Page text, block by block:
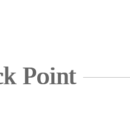
Point